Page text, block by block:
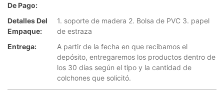
De Pago:
Detalles Del
Empaque:
1. soporte de madera 2. Bolsa de PVC 3. papel
de estraza
Entrega:
A partir de la fecha en que recibamos el
depósito, entregaremos los productos dentro de
los 30 días según el tipo y la cantidad de
colchones que solicitó.